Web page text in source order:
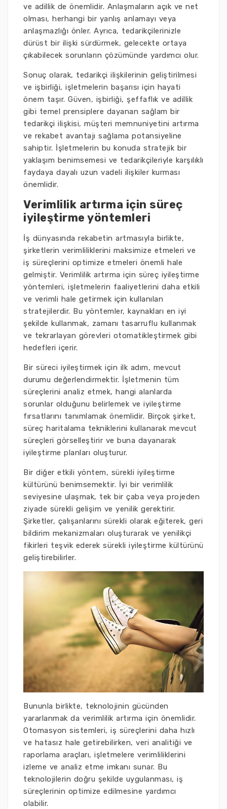
ve adillik de önemlidir. Anlaşmaların açık ve net
olması, herhangi bir yanlış anlamayı veya
anlaşmazlığı önler. Ayrıca, tedarikçilerinizle
dürüst bir ilişki sürdürmek, gelecekte ortaya
çıkabilecek sorunların çözümünde yardımcı olur.
Sonuç olarak, tedarikçi ilişkilerinin geliştirilmesi
ve işbirliği, işletmelerin başarısı için hayati
önem taşır. Güven, işbirliği, şeffaflık ve adillik
gibi temel prensiplere dayanan sağlam bir
tedarikçi ilişkisi, müşteri memnuniyetini artırma
ve rekabet avantajı sağlama potansiyeline
sahiptir. İşletmelerin bu konuda stratejik bir
yaklaşım benimsemesi ve tedarikçileriyle karşılıklı
faydaya dayalı uzun vadeli ilişkiler kurması
önemlidir.
Verimlilik artırma için süreç
iyileştirme yöntemleri
İş dünyasında rekabetin artmasıyla birlikte,
şirketlerin verimliliklerini maksimize etmeleri ve
iş süreçlerini optimize etmeleri önemli hale
gelmiştir. Verimlilik artırma için süreç iyileştirme
yöntemleri, işletmelerin faaliyetlerini daha etkili
ve verimli hale getirmek için kullanılan
stratejilerdir. Bu yöntemler, kaynakları en iyi
şekilde kullanmak, zamanı tasarruflu kullanmak
ve tekrarlayan görevleri otomatikleştirmek gibi
hedefleri içerir.
Bir süreci iyileştirmek için ilk adım, mevcut
durumu değerlendirmektir. İşletmenin tüm
süreçlerini analiz etmek, hangi alanlarda
sorunlar olduğunu belirlemek ve iyileştirme
fırsatlarını tanımlamak önemlidir. Birçok şirket,
süreç haritalama tekniklerini kullanarak mevcut
süreçleri görselleştirir ve buna dayanarak
iyileştirme planları oluşturur.
Bir diğer etkili yöntem, sürekli iyileştirme
kültürünü benimsemektir. İyi bir verimlilik
seviyesine ulaşmak, tek bir çaba veya projeden
ziyade sürekli gelişim ve yenilik gerektirir.
Şirketler, çalışanlarını sürekli olarak eğiterek, geri
bildirim mekanizmaları oluşturarak ve yenilikçi
fikirleri teşvik ederek sürekli iyileştirme kültürünü
geliştirebilirler.
Bununla birlikte, teknolojinin gücünden
yararlanmak da verimlilik artırma için önemlidir.
Otomasyon sistemleri, iş süreçlerini daha hızlı
ve hatasız hale getirebilirken, veri analitiği ve
raporlama araçları, işletmelere verimliliklerini
izleme ve analiz etme imkanı sunar. Bu
teknolojilerin doğru şekilde uygulanması, iş
süreçlerinin optimize edilmesine yardımcı
olabilir.